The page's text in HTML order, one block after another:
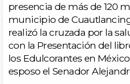
presencia de más de 120
municipio de
realizó la cruzada por la
con la Presentación del
los Edulcorantes en
esposo el Senador